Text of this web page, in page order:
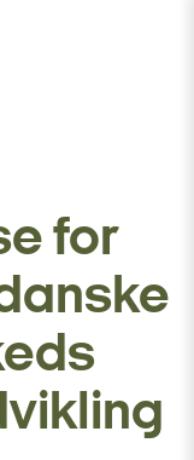
for